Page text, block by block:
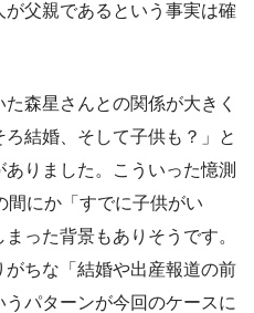
父親であるという事実は確
森星さんとの関係が大きく
結婚、そして子供も？」と
りました。こういった憶測
間にか「すでに子供がい
った背景もありそうです。
ちな「結婚や出産報道の前
パターンが今回のケースに